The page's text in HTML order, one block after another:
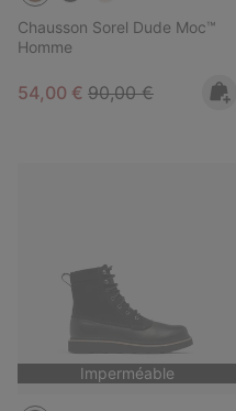
Chausson Sorel Dude Moc™
Homme
Sale price:
54,00 € Regular price:
90,00 €
Imperméable